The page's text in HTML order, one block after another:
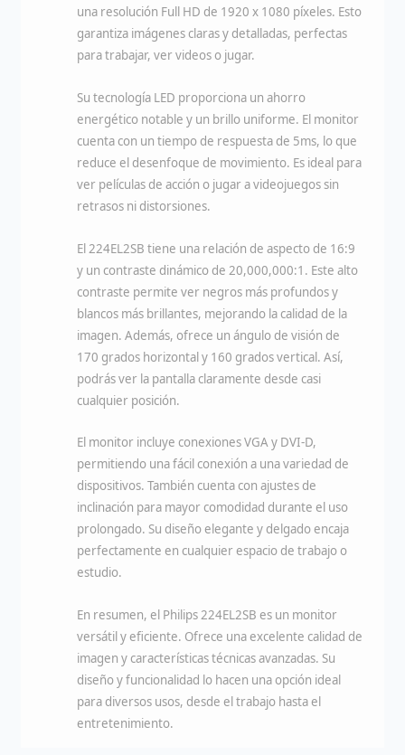
una resolución Full HD de 1920 x 1080 píxeles. Esto
garantiza imágenes claras y detalladas, perfectas
para trabajar, ver videos o jugar.
Su tecnología LED proporciona un ahorro
energético notable y un brillo uniforme. El monitor
cuenta con un tiempo de respuesta de 5ms, lo que
reduce el desenfoque de movimiento. Es ideal para
ver películas de acción o jugar a videojuegos sin
retrasos ni distorsiones.
El 224EL2SB tiene una relación de aspecto de 16:9
y un contraste dinámico de 20,000,000:1. Este alto
contraste permite ver negros más profundos y
blancos más brillantes, mejorando la calidad de la
imagen. Además, ofrece un ángulo de visión de
170 grados horizontal y 160 grados vertical. Así,
podrás ver la pantalla claramente desde casi
cualquier posición.
El monitor incluye conexiones VGA y DVI-D,
permitiendo una fácil conexión a una variedad de
dispositivos. También cuenta con ajustes de
inclinación para mayor comodidad durante el uso
prolongado. Su diseño elegante y delgado encaja
perfectamente en cualquier espacio de trabajo o
estudio.
En resumen, el Philips 224EL2SB es un monitor
versátil y eficiente. Ofrece una excelente calidad de
imagen y características técnicas avanzadas. Su
diseño y funcionalidad lo hacen una opción ideal
para diversos usos, desde el trabajo hasta el
entretenimiento.